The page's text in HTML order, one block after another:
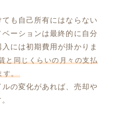
も自己所有にはならない
ーションは最終的に自分
には初期費用が掛かりま
と同じくらいの月々の支払
す。
の変化があれば、売却や